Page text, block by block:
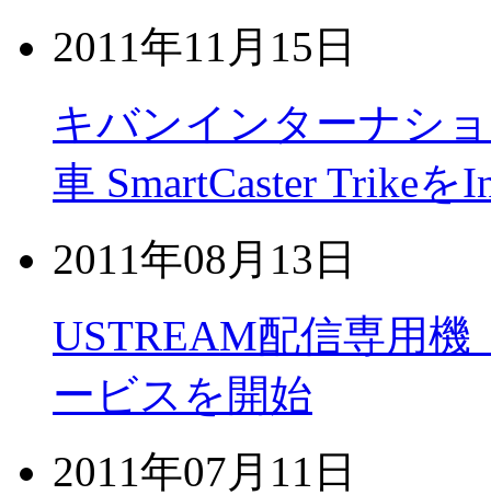
2011年11月15日
キバンインターナシ
車 SmartCaster Trikeを
2011年08月13日
USTREAM配信専用
ービスを開始
2011年07月11日